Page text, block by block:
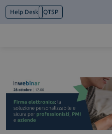
Help Desk QTSP
Cosa facciamo
Piattaforme
Industry
News e Media